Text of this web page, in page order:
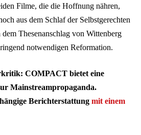
Filme, die die Hoffnung nähren,
aus dem Schlaf der Selbstgerechten
Thesenanschlag von Wittenberg
notwendigen Reformation.
COMPACT bietet eine
Mainstreampropaganda.
Berichterstattung mit einem